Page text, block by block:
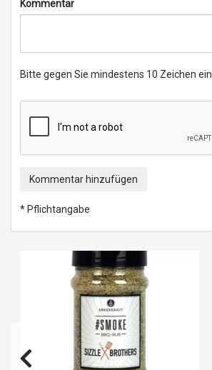
Kommentar
Bitte gegen Sie mindestens 10 Zeichen ein.
Kommentar hinzufügen
* Pflichtangabe